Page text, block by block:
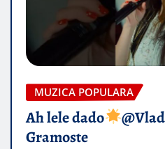
MUZICA POPULARA
Ah lele dado​
Gramoste